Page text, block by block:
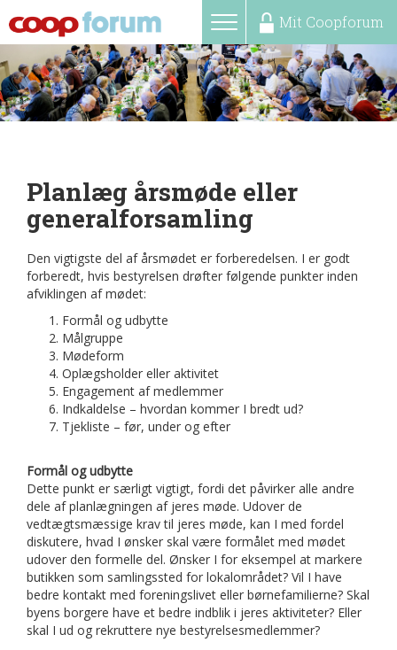
Toggle
navigation
MENU
Mit Coopforum
Planlæg årsmøde eller
generalforsamling
Den vigtigste del af årsmødet er forberedelsen. I er godt
forberedt, hvis bestyrelsen drøfter følgende punkter inden
afviklingen af mødet:
Formål og udbytte
Målgruppe
Mødeform
Oplægsholder eller aktivitet
Engagement af medlemmer
Indkaldelse – hvordan kommer I bredt ud?
Tjekliste – før, under og efter
Formål og udbytte
Dette punkt er særligt vigtigt, fordi det påvirker alle andre
dele af planlægningen af jeres møde. Udover de
vedtægtsmæssige krav til jeres møde, kan I med fordel
diskutere, hvad I ønsker skal være formålet med mødet
udover den formelle del. Ønsker I for eksempel at markere
butikken som samlingssted for lokalområdet? Vil I have
bedre kontakt med foreningslivet eller børnefamilierne? Skal
byens borgere have et bedre indblik i jeres aktiviteter? Eller
skal I ud og rekruttere nye bestyrelsesmedlemmer?